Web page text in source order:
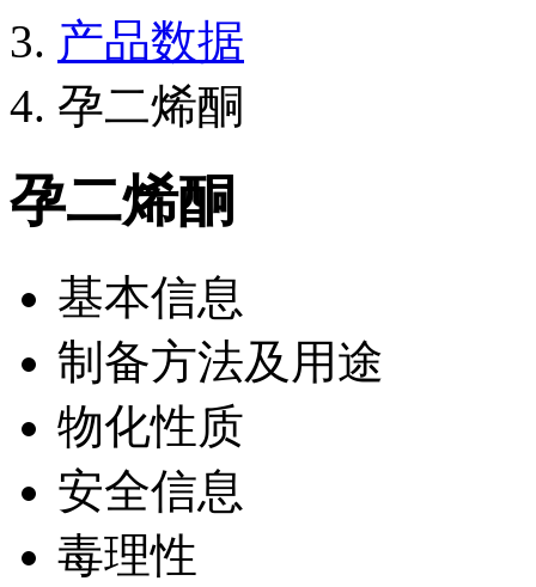
产品数据
孕二烯酮
孕二烯酮
基本信息
制备方法及用途
物化性质
安全信息
毒理性